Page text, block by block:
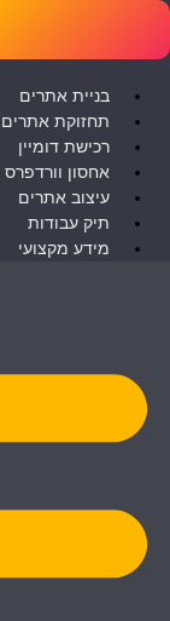
דלג
בניית אתרים
תחזוקת אתרים
רכישת דומיין
אחסון וורדפרס
עיצוב אתרים
תיק עבודות
מידע מקצועי